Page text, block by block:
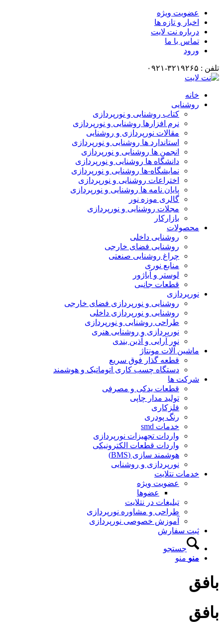
عضویت ویژه
اخبار و تازه ها
درباره نت لایت
تماس با ما
ورود
تلفن : ۳۲۱۹۲۶۵-۰۹۲۱
خانه
روشنایی
کتاب روشنایی و نورپردازی
نرم افزارها روشنایی و نورپردازی
مقالات نورپردازی و روشنایی
استاندارد ها روشنایی و نورپردازی
انجمن ها روشنایی و نورپردازی
دانشگاه ها روشنایی و نورپردازی
نمایشگاه-ها روشنایی و نورپردازی
اختراعات روشنایی و نورپردازی
پایان نامه ها روشنایی و نورپردازی
گالری موزه نور
مجلات روشنایی و نورپردازی
بازارکار
محصولات
روشنایی داخلی
روشنایی فضای خارجی
چراغ روشنایی صنعتی
منابع نوری
لوستر و آباژور
قطعات جانبی
نورپردازی
روشنایی و نورپردازی فضای خارجی
روشنایی و نورپردازی داخلی
طراحی روشنایی و نورپردازی
نورپردازی و روشنایی هنری
نور آرایی و آذین بندی
ماشین آلات مونتاژ
قطعه گذار فوق سریع
دستگاه چسب کاری اتوماتیک و هوشمند
شرکت ها
قطعات یدکی و مصرفی
تولید مدار چاپی
فلزکاری
رنگ پودری
خدمات smd
واردات تجهیزات نورپردازی
واردات قطعات الکترونیکی
هوشمند سازی (BMS)
نورپردازی و روشنایی
خدمات نتلایت
عضویت ویژه
عضوها
تبلیغات در نتلایت
طراحی و مشاوره نورپردازی
آموزش خصوصی نورپردازی
ثبت سفارش
جستجو
منو منو
بافق
بافق